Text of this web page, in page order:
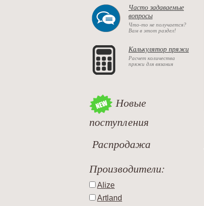
Часто задаваемые
вопросы
Что-то не получается?
Вам в этот раздел!
Калькулятор пряжи
Расчет количества
пряжи для вязания
Новые
поступления
Распродажа
Производители:
Alize
Artland